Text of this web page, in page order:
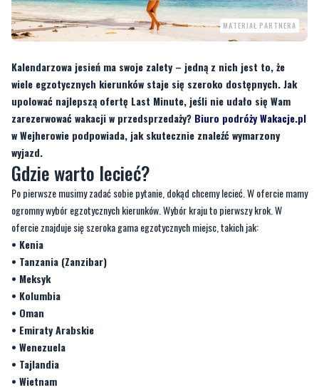
MATERIAŁ PARTNERA
Kalendarzowa jesień ma swoje zalety – jedną z nich jest to, że
wiele egzotycznych kierunków staje się szeroko dostępnych. Jak
upolować najlepszą ofertę Last Minute, jeśli nie udało się Wam
zarezerwować wakacji w przedsprzedaży? Biuro podróży Wakacje.pl
w Wejherowie podpowiada, jak skutecznie znaleźć wymarzony
wyjazd.
Gdzie warto lecieć?
Po pierwsze musimy zadać sobie pytanie, dokąd chcemy lecieć. W ofercie mamy
ogromny wybór egzotycznych kierunków. Wybór kraju to pierwszy krok. W
ofercie znajduje się szeroka gama egzotycznych miejsc, takich jak:
• Kenia
• Tanzania (Zanzibar)
• Meksyk
• Kolumbia
• Oman
• Emiraty Arabskie
• Wenezuela
• Tajlandia
• Wietnam